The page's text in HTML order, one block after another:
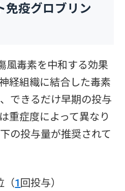
免疫グロブリン
風毒素を中和する効果
経組織に結合した毒素
できるだけ早期の投与
重症度によって異なり
の投与量が推奨されて
（1回投与）